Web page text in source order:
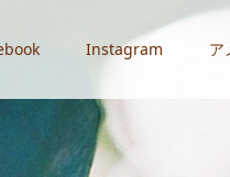
Instagram ア